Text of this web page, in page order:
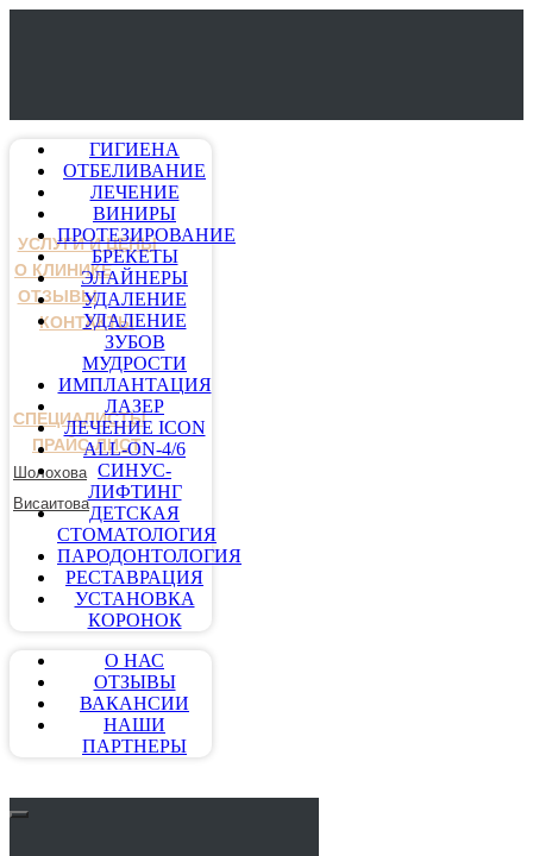
УСЛУГИ И ЦЕНЫ
О КЛИНИКЕ
ОТЗЫВЫ
КОНТАКТЫ
СПЕЦИАЛИСТЫ
ПРАЙС-ЛИСТ
Шолохова
Висаитова
ГИГИЕНА
ОТБЕЛИВАНИЕ
ЛЕЧЕНИЕ
ВИНИРЫ
ПРОТЕЗИРОВАНИЕ
БРЕКЕТЫ
ЭЛАЙНЕРЫ
УДАЛЕНИЕ
УДАЛЕНИЕ
ЗУБОВ
МУДРОСТИ
ИМПЛАНТАЦИЯ
ЛАЗЕР
ЛЕЧЕНИЕ ICON
ALL-ON-4/6
СИНУС-
ЛИФТИНГ
ДЕТСКАЯ
СТОМАТОЛОГИЯ
ПАРОДОНТОЛОГИЯ
РЕСТАВРАЦИЯ
УСТАНОВКА
КОРОНОК
О НАС
ОТЗЫВЫ
ВАКАНСИИ
НАШИ
ПАРТНЕРЫ